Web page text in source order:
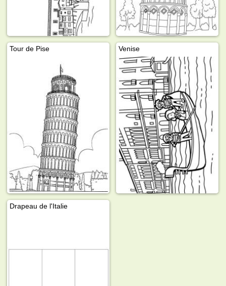
Tour de Pise Venise
Drapeau de l'Italie